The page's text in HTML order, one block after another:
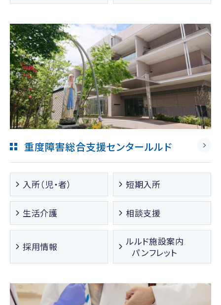
重度障害総合支援センタールルド
入所（児・者） 短期入所
生活介護 相談支援
採用情報
ルルド施設案内
パンフレット